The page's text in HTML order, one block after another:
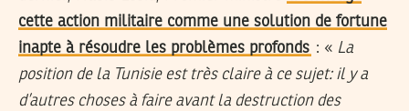
cette action militaire comme une solution de fortune
inapte à résoudre les problèmes profonds : « La
position de la Tunisie est très claire à ce sujet: il y a
d’autres choses à faire avant la destruction des